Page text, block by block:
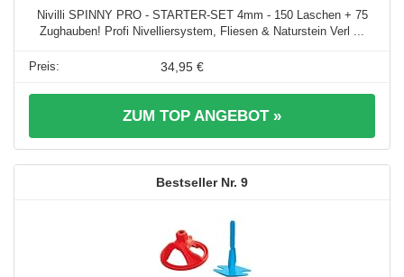
Nivilli SPINNY PRO - STARTER-SET 4mm - 150 Laschen + 75
Zughauben! Profi Nivelliersystem, Fliesen & Naturstein Verl ...
34,95 €
ZUM TOP ANGEBOT »
9